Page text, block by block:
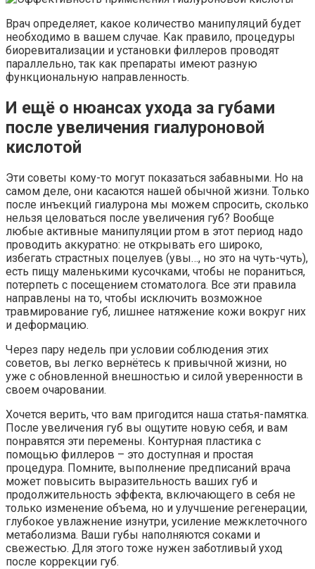
Врач определяет, какое количество манипуляций будет
необходимо в вашем случае. Как правило, процедуры
биоревитализации и установки филлеров проводят
параллельно, так как препараты имеют разную
функциональную направленность.
И ещё о нюансах ухода за губами
после увеличения гиалуроновой
кислотой
Эти советы кому-то могут показаться забавными. Но на
самом деле, они касаются нашей обычной жизни. Только
после инъекций гиалурона мы можем спросить, сколько
нельзя целоваться после увеличения губ? Вообще
любые активные манипуляции ртом в этот период надо
проводить аккуратно: не открывать его широко,
избегать страстных поцелуев (увы…, но это на чуть-чуть),
есть пищу маленькими кусочками, чтобы не пораниться,
потерпеть с посещением стоматолога. Все эти правила
направлены на то, чтобы исключить возможное
травмирование губ, лишнее натяжение кожи вокруг них
и деформацию.
Через пару недель при условии соблюдения этих
советов, вы легко вернётесь к привычной жизни, но
уже с обновленной внешностью и силой уверенности в
своем очаровании.
Хочется верить, что вам пригодится наша статья-памятка.
После увеличения губ вы ощутите новую себя, и вам
понравятся эти перемены. Контурная пластика с
помощью филлеров – это доступная и простая
процедура. Помните, выполнение предписаний врача
может повысить выразительность ваших губ и
продолжительность эффекта, включающего в себя не
только изменение объема, но и улучшение регенерации,
глубокое увлажнение изнутри, усиление межклеточного
метаболизма. Ваши губы наполняются соками и
свежестью. Для этого тоже нужен заботливый уход
после коррекции губ.